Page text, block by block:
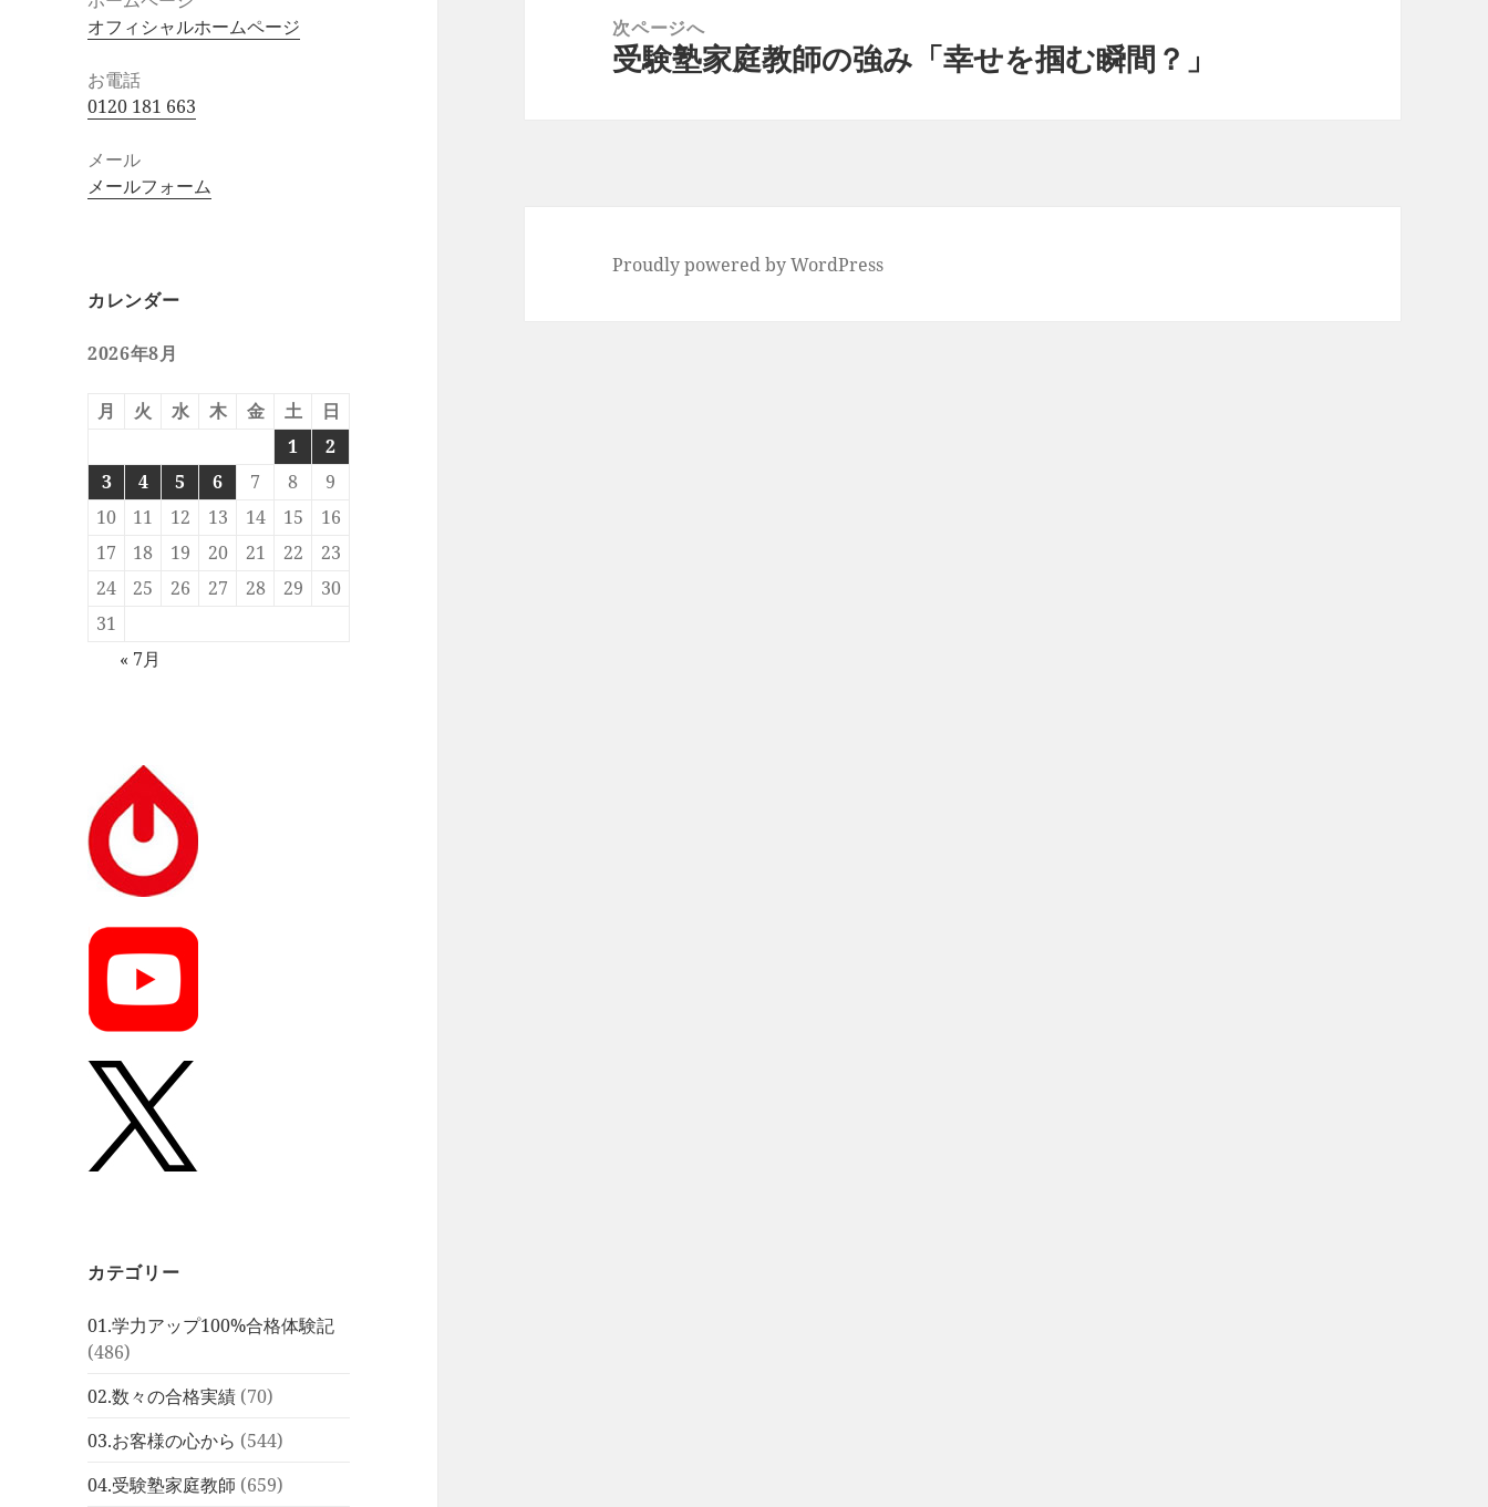
オフィシャルホームページ
お電話
0120 181 663
メール
メールフォーム
カレンダー
2026年8月
月 火 水 木 金 土
日
1
2
3
4 5 6 7 8
9
10
11 12 13 14 15
16
17
18 19 20 21 22
23
24
25 26 27 28 29
30
31
« 7月
カテゴリー
01.学力アップ100%合格体験記
(486)
02.数々の合格実績 (70)
03.お客様の心から (544)
04.受験塾家庭教師 (659)
次ページへ
次
受験塾家庭教師の強み「幸せを掴む瞬間？」
Proudly powered by WordPress